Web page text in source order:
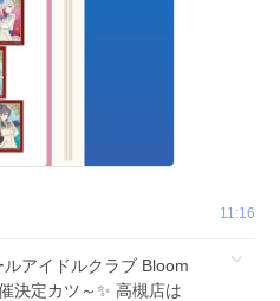
11:16
アイドルクラブ Bloom
決定カツ～✨ 高槻店は